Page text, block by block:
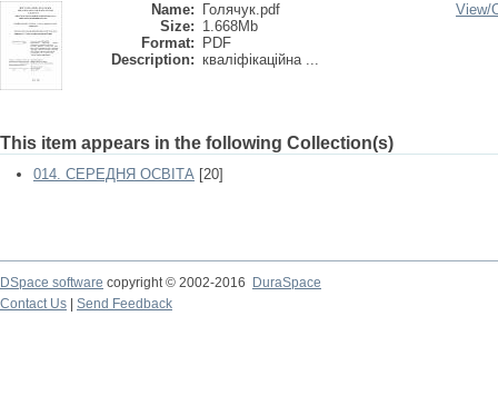
Name:
Голячук.pdf
Size: 1.668Mb
Format:
PDF
Description: кваліфікаційна ...
View/
This item appears in the following Collection(s)
014. СЕРЕДНЯ ОСВІТА [20]
DSpace software copyright © 2002-2016
DuraSpace
Contact Us
Send Feedback